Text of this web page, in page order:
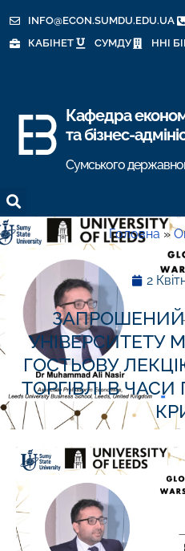
INFO@ECON.SUMDU.EDU.UA
КАБІНЕТ
СУМДУ ННІ
Кафедра
та бізнес-
Сумського
Головна »
2
УНІВЕРСИТЕТУ
ГОСТЬОВУ
ТОРГІВЛІ В